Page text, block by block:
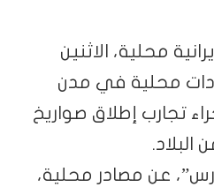
محلية، الاثنين
محلية في مدن
تجارب إطلاق صواريخ
عن مصادر محلية،